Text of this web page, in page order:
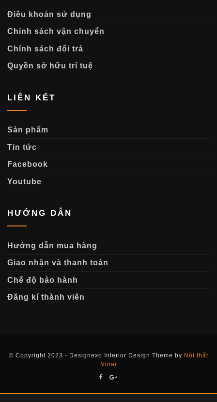
Điều khoản sử dụng
Chính sách vận chuyển
Chính sách đổi trả
Quyền sở hữu trí tuệ
LIÊN KẾT
Sản phẩm
Tin tức
Facebook
Youtube
HƯỚNG DẪN
Hướng dẫn mua hàng
Giao nhận và thanh toán
Chế độ bảo hành
Đăng kí thành viên
© Copyright 2023 - Designexo Interior Design Theme by Nội thất
Vinai